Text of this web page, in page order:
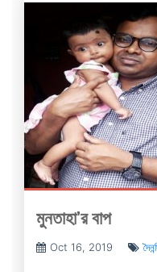
মুনতাহা’র বাপ
Oct 16, 2019